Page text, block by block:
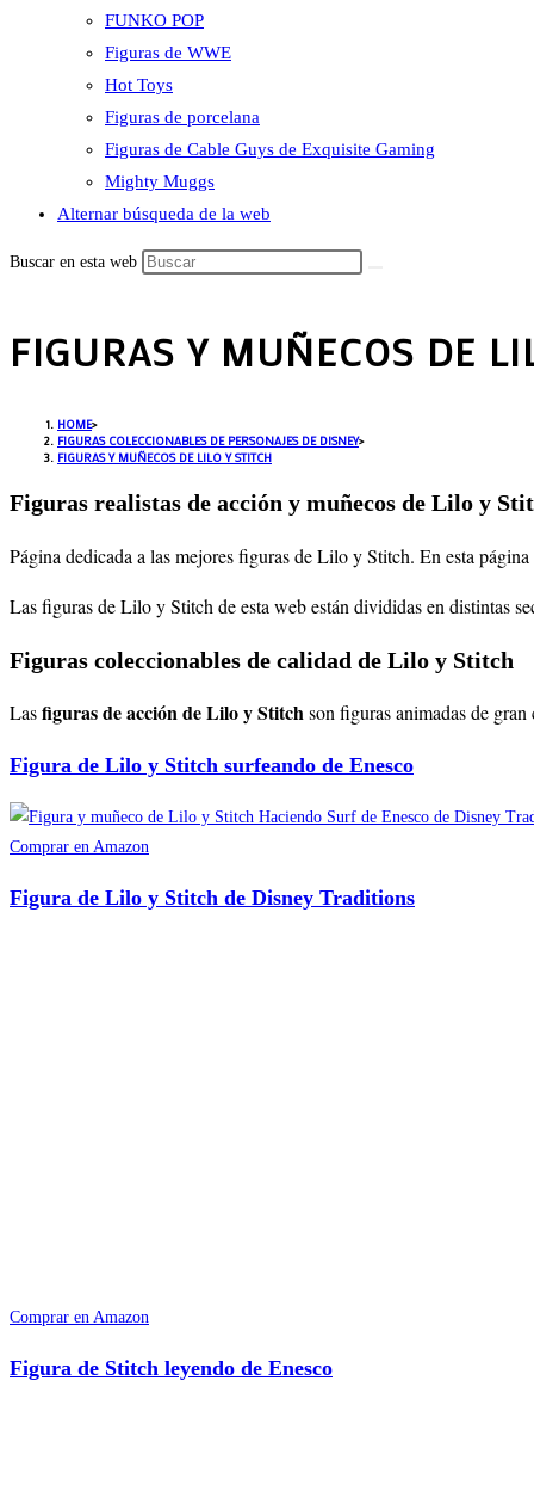
FUNKO POP
Figuras de WWE
Hot Toys
Figuras de porcelana
Figuras de Cable Guys de Exquisite Gaming
Mighty Muggs
Alternar búsqueda de la web
Buscar en esta web
FIGURAS Y MUÑECOS DE
HOME>
FIGURAS COLECCIONABLES DE PERSONAJES DE DISNEY>
FIGURAS Y MUÑECOS DE LILO Y STITCH
Figuras realistas de acción y muñecos de Lilo y
Página dedicada a las mejores figuras de Lilo y Stitch. En esta
Las figuras de Lilo y Stitch de esta web están divididas en distintas
Figuras coleccionables de calidad de Lilo y Stitch
Lasfiguras de acción de Lilo y Stitchson figuras animadas de
Figura de Lilo y Stitch surfeando de Enesco
Comprar en Amazon
Figura de Lilo y Stitch de Disney Traditions
Comprar en Amazon
Figura de Stitch leyendo de Enesco